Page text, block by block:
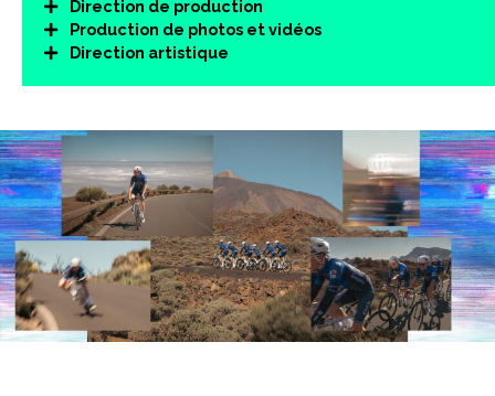
Direction de production
Production de photos et vidéos
Direction artistique